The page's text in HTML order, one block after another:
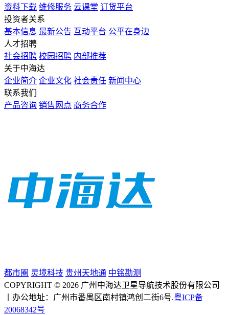
资料下载 维修服务 云课堂 订货平台
投资者关系
基本信息 最新公告 互动平台 公平在身边
人才招聘
社会招聘 校园招聘 内部推荐
关于中海达
企业简介 企业文化 社会责任 新闻中心
联系我们
产品咨询 销售网点 商务合作
都市圈 灵境科技 贵州天地通 中铭勘测
COPYRIGHT © 2026 广州中海达卫星导航技术股份有限公司
丨办公地址：广州市番禺区南村镇鸿创二街6号.粤ICP备
20068342号